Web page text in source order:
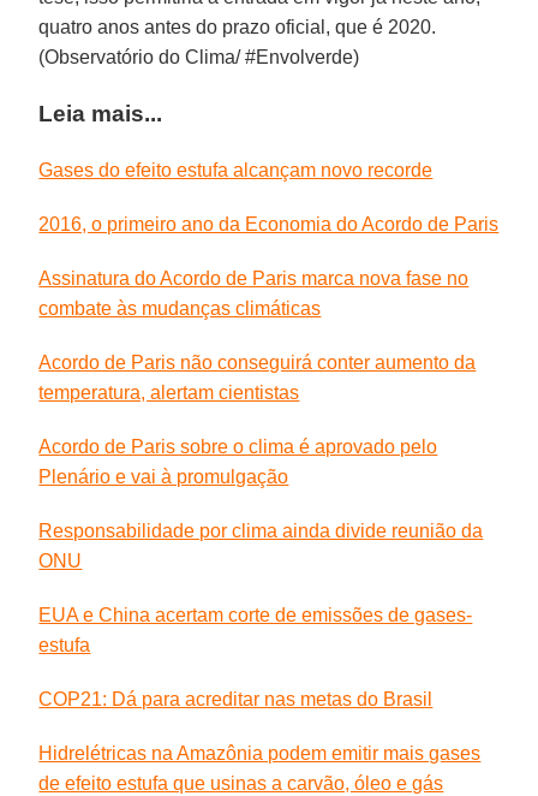
quatro anos antes do prazo oficial, que é 2020.
(Observatório do Clima/ #Envolverde)
Leia mais...
Gases do efeito estufa alcançam novo recorde
2016, o primeiro ano da Economia do Acordo de Paris
Assinatura do Acordo de Paris marca nova fase no
combate às mudanças climáticas
Acordo de Paris não conseguirá conter aumento da
temperatura, alertam cientistas
Acordo de Paris sobre o clima é aprovado pelo
Plenário e vai à promulgação
Responsabilidade por clima ainda divide reunião da
ONU
EUA e China acertam corte de emissões de gases-
estufa
COP21: Dá para acreditar nas metas do Brasil
Hidrelétricas na Amazônia podem emitir mais gases
de efeito estufa que usinas a carvão, óleo e gás